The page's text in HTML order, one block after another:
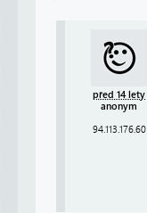
před 14 lety
anonym
94.113.176.60